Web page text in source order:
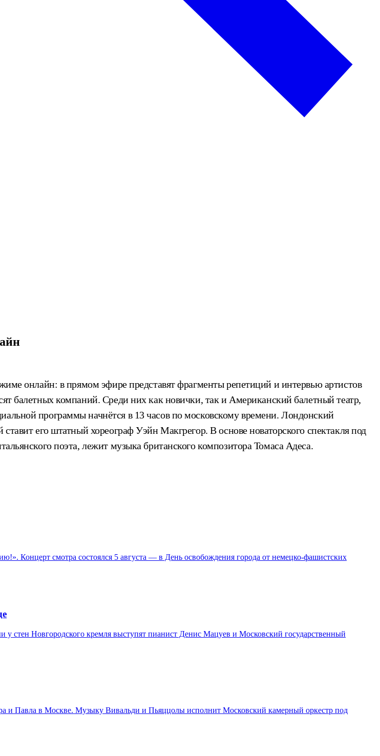
онлайн: в прямом эфире представят фрагменты репетиций и интервью артистов
балетных компаний. Среди них как новички, так и Американский балетный театр,
программы начнётся в 13 часов по московскому времени. Лондонский
его штатный хореограф Уэйн Макгрегор. В основе новаторского спектакля под
поэта, лежит музыка британского композитора Томаса Адеса.
Концерт смотра состоялся 5 августа — в День освобождения города от немецко-фашистских
стен Новгородского кремля выступят пианист Денис Мацуев и Московский государственный
и Павла в Москве. Музыку Вивальди и Пьяццолы исполнит Московский камерный оркестр под